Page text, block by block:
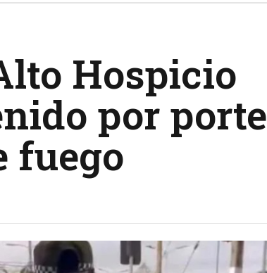
Hospicio
por porte
fuego